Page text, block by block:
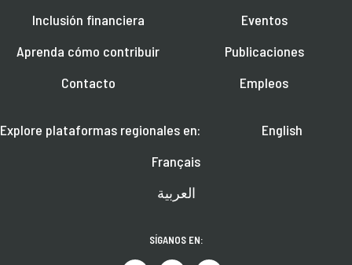
Inclusión financiera
Aprenda cómo contribuir
Contacto
Eventos
Publicaciones
Empleos
Explore plataformas regionales en:
English
Français
العربية
SÍGANOS EN: